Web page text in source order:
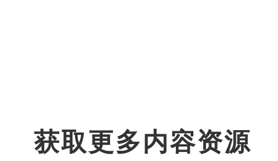
获取更多内容资源